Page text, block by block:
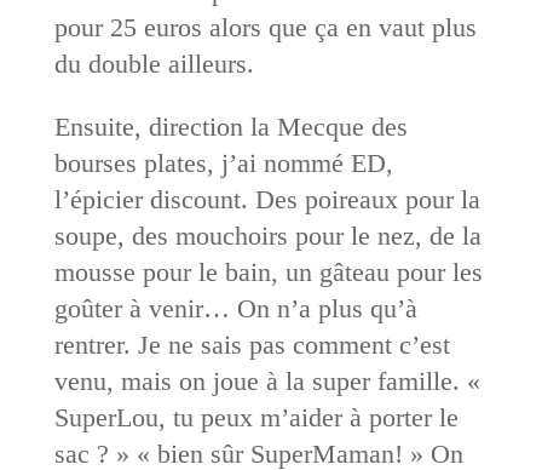
pour 25 euros alors que ça en vaut plus
du double ailleurs.
Ensuite, direction la Mecque des
bourses plates, j’ai nommé ED,
l’épicier discount. Des poireaux pour la
soupe, des mouchoirs pour le nez, de la
mousse pour le bain, un gâteau pour les
goûter à venir… On n’a plus qu’à
rentrer. Je ne sais pas comment c’est
venu, mais on joue à la super famille. «
SuperLou, tu peux m’aider à porter le
sac ? » « bien sûr SuperMaman! » On